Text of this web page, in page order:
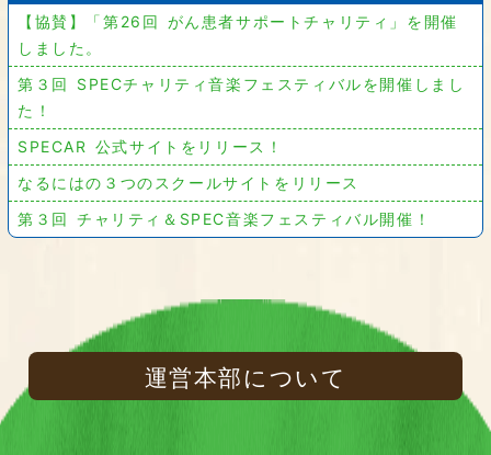
【協賛】「第26回 がん患者サポートチャリティ」を開催
しました。
第３回 SPECチャリティ音楽フェスティバルを開催しまし
た！
SPECAR 公式サイトをリリース！
なるにはの３つのスクールサイトをリリース
第３回 チャリティ＆SPEC音楽フェスティバル開催！
運営本部について